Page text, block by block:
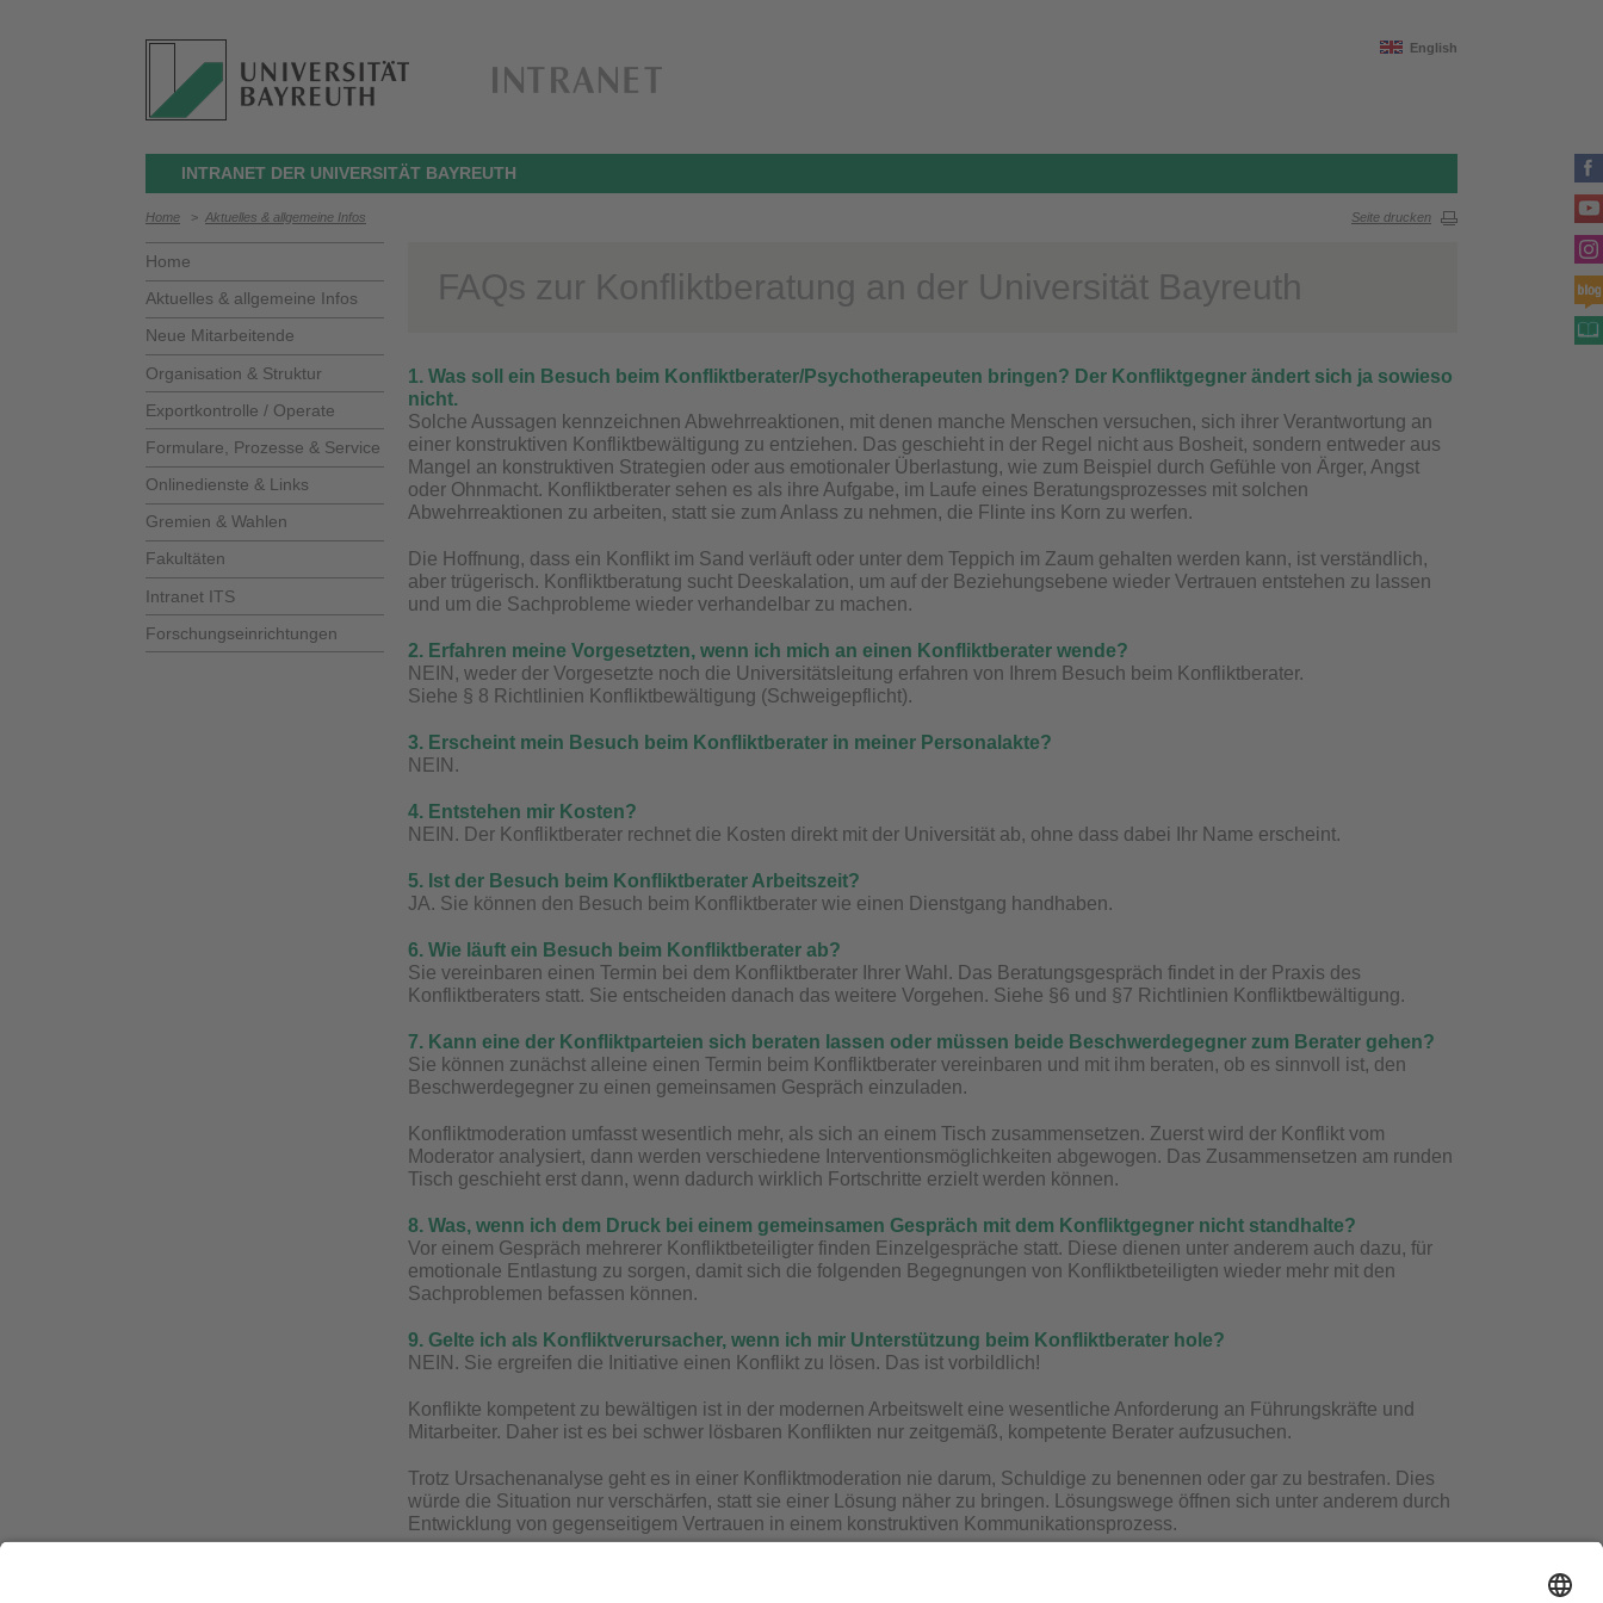
English
INTRANET DER UNIVERSITÄT BAYREUTH
Home > Aktuelles & allgemeine Infos Seite drucken
Home
Aktuelles & allgemeine Infos
Neue Mitarbeitende
Organisation & Struktur
Exportkontrolle / Operate
Formulare, Prozesse & Service
Onlinedienste & Links
Gremien & Wahlen
Fakultäten
Intranet ITS
Forschungseinrichtungen
FAQs zur Konfliktberatung an der Universität Bayreuth
1. Was soll ein Besuch beim Konfliktberater/Psychotherapeuten bringen? Der Konfliktgegner ändert sich ja sowieso
nicht.
Solche Aussagen kennzeichnen Abwehrreaktionen, mit denen manche Menschen versuchen, sich ihrer Verantwortung an
einer konstruktiven Konfliktbewältigung zu entziehen. Das geschieht in der Regel nicht aus Bosheit, sondern entweder aus
Mangel an konstruktiven Strategien oder aus emotionaler Überlastung, wie zum Beispiel durch Gefühle von Ärger, Angst
oder Ohnmacht. Konfliktberater sehen es als ihre Aufgabe, im Laufe eines Beratungsprozesses mit solchen
Abwehrreaktionen zu arbeiten, statt sie zum Anlass zu nehmen, die Flinte ins Korn zu werfen.
Die Hoffnung, dass ein Konflikt im Sand verläuft oder unter dem Teppich im Zaum gehalten werden kann, ist verständlich,
aber trügerisch. Konfliktberatung sucht Deeskalation, um auf der Beziehungsebene wieder Vertrauen entstehen zu lassen
und um die Sachprobleme wieder verhandelbar zu machen.
2. Erfahren meine Vorgesetzten, wenn ich mich an einen Konfliktberater wende?
NEIN, weder der Vorgesetzte noch die Universitätsleitung erfahren von Ihrem Besuch beim Konfliktberater.
Siehe § 8 Richtlinien Konfliktbewältigung (Schweigepflicht).
3. Erscheint mein Besuch beim Konfliktberater in meiner Personalakte?
NEIN.
4. Entstehen mir Kosten?
NEIN. Der Konfliktberater rechnet die Kosten direkt mit der Universität ab, ohne dass dabei Ihr Name erscheint.
5. Ist der Besuch beim Konfliktberater Arbeitszeit?
JA. Sie können den Besuch beim Konfliktberater wie einen Dienstgang handhaben.
6. Wie läuft ein Besuch beim Konfliktberater ab?
Sie vereinbaren einen Termin bei dem Konfliktberater Ihrer Wahl. Das Beratungsgespräch findet in der Praxis des
Konfliktberaters statt. Sie entscheiden danach das weitere Vorgehen. Siehe §6 und §7 Richtlinien Konfliktbewältigung.
7. Kann eine der Konfliktparteien sich beraten lassen oder müssen beide Beschwerdegegner zum Berater gehen?
Sie können zunächst alleine einen Termin beim Konfliktberater vereinbaren und mit ihm beraten, ob es sinnvoll ist, den
Beschwerdegegner zu einen gemeinsamen Gespräch einzuladen.
Konfliktmoderation umfasst wesentlich mehr, als sich an einem Tisch zusammensetzen. Zuerst wird der Konflikt vom
Moderator analysiert, dann werden verschiedene Interventionsmöglichkeiten abgewogen. Das Zusammensetzen am runden
Tisch geschieht erst dann, wenn dadurch wirklich Fortschritte erzielt werden können.
8. Was, wenn ich dem Druck bei einem gemeinsamen Gespräch mit dem Konfliktgegner nicht standhalte?
Vor einem Gespräch mehrerer Konfliktbeteiligter finden Einzelgespräche statt. Diese dienen unter anderem auch dazu, für
emotionale Entlastung zu sorgen, damit sich die folgenden Begegnungen von Konfliktbeteiligten wieder mehr mit den
Sachproblemen befassen können.
9. Gelte ich als Konfliktverursacher, wenn ich mir Unterstützung beim Konfliktberater hole?
NEIN. Sie ergreifen die Initiative einen Konflikt zu lösen. Das ist vorbildlich!
Konflikte kompetent zu bewältigen ist in der modernen Arbeitswelt eine wesentliche Anforderung an Führungskräfte und
Mitarbeiter. Daher ist es bei schwer lösbaren Konflikten nur zeitgemäß, kompetente Berater aufzusuchen.
Trotz Ursachenanalyse geht es in einer Konfliktmoderation nie darum, Schuldige zu benennen oder gar zu bestrafen. Dies
würde die Situation nur verschärfen, statt sie einer Lösung näher zu bringen. Lösungswege öffnen sich unter anderem durch
Entwicklung von gegenseitigem Vertrauen in einem konstruktiven Kommunikationsprozess.